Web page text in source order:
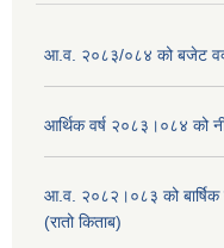
आ.व. २०८३/०८४ को बजेट
आर्थिक वर्ष २०८३।०८४ को
आ.व. २०८२।०८३ को बार्षिक
(रातो किताब)